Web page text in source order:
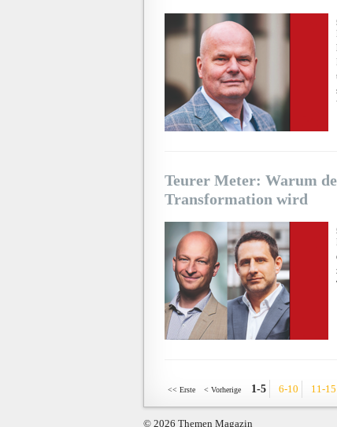
Teurer Meter: Warum
Transformation wird
<< Erste < Vorherige 1-5 6-10 11-15
© 2026 Themen Magazin